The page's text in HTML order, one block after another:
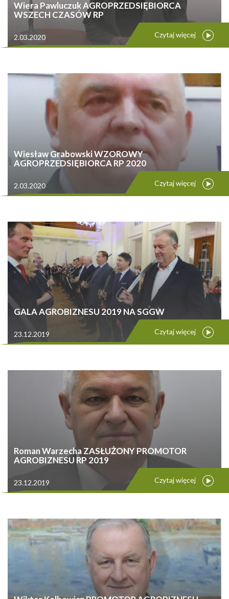
Wiera Pawluczuk AGROPRZEDSIĘBIORCA
WSZECH CZASÓW RP
2.03.2020 Czytaj więcej
Wiesław Grabowski WZOROWY
AGROPRZEDSIĘBIORCA RP 2020
2.03.2020 Czytaj więcej
GALA AGROBIZNESU 2019 NA SGGW
23.12.2019 Czytaj więcej
Roman Warzecha ZASŁUŻONY PROMOTOR
AGROBIZNESU RP 2019
23.12.2019 Czytaj więcej